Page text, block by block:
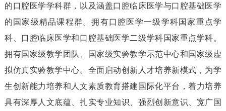
的口腔医学学科群，以及涵盖口腔临床医学与口腔基础医学
的国家级精品课程群。拥有口腔医学一级学科国家重点学
科、口腔临床医学和口腔基础医学二级学科国家重点学科。
拥有国家级教学团队、国家级实验教学示范中心和国家级虚
拟仿真实验教学中心。全面启动创新人才培养新模式，为学
生创新能力培养和人文素质教育搭建国际化平台，着力培养
具有深厚人文底蕴、扎实专业知识、强烈创新意识、宽广国